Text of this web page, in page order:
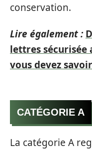
conservation.
Lire également :
lettres sécurisée
vous devez savoir
CATÉGORIE A
La catégorie A